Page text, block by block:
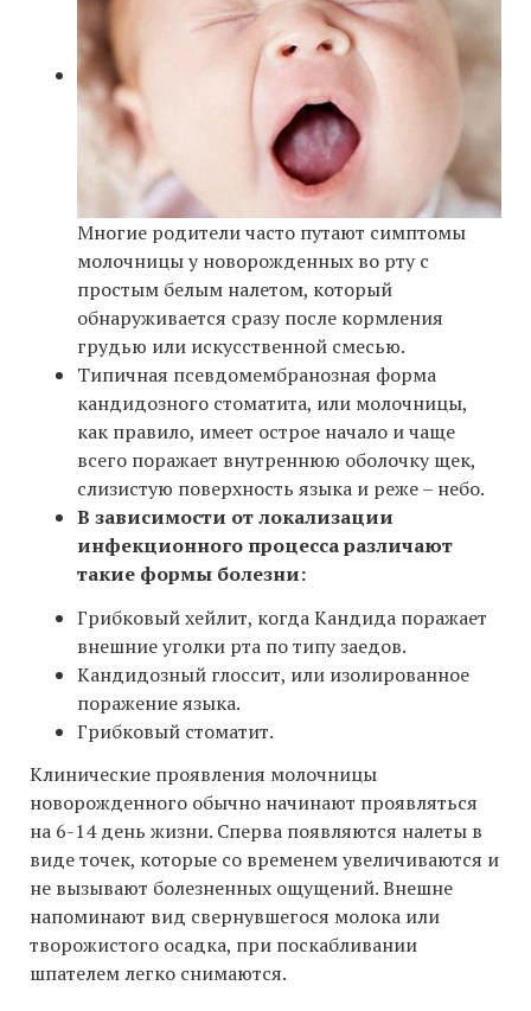
Многие родители часто путают симптомы
молочницы у новорожденных во рту с
простым белым налетом, который
обнаруживается сразу после кормления
грудью или искусственной смесью.
Типичная псевдомембранозная форма
кандидозного стоматита, или молочницы,
как правило, имеет острое начало и чаще
всего поражает внутреннюю оболочку щек,
слизистую поверхность языка и реже – небо.
В зависимости от локализации
инфекционного процесса различают
такие формы болезни:
Грибковый хейлит, когда Кандида поражает
внешние уголки рта по типу заедов.
Кандидозный глоссит, или изолированное
поражение языка.
Грибковый стоматит.
Клинические проявления молочницы
новорожденного обычно начинают проявляться
на 6-14 день жизни. Сперва появляются налеты в
виде точек, которые со временем увеличиваются и
не вызывают болезненных ощущений. Внешне
напоминают вид свернувшегося молока или
творожистого осадка, при поскабливании
шпателем легко снимаются.